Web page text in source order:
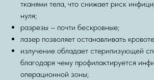
тканями тела, что снижает риск
нуля;
разрезы – почти бескровные;
лазер позволяет останавливать
излучение обладает стерилизующей
благодаря чему профилактируется
операционной зоны;